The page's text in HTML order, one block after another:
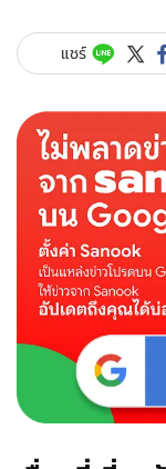
แชร์